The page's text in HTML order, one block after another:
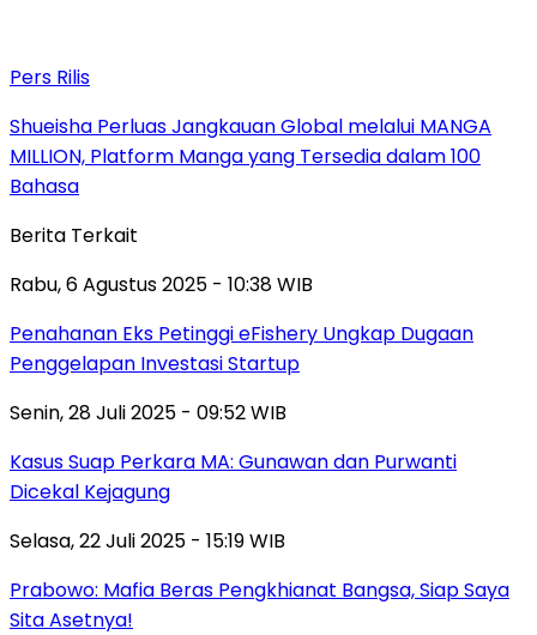
Pers Rilis
Shueisha Perluas Jangkauan Global melalui MANGA
MILLION, Platform Manga yang Tersedia dalam 100
Bahasa
Berita Terkait
Rabu, 6 Agustus 2025 - 10:38 WIB
Penahanan Eks Petinggi eFishery Ungkap Dugaan
Penggelapan Investasi Startup
Senin, 28 Juli 2025 - 09:52 WIB
Kasus Suap Perkara MA: Gunawan dan Purwanti
Dicekal Kejagung
Selasa, 22 Juli 2025 - 15:19 WIB
Prabowo: Mafia Beras Pengkhianat Bangsa, Siap Saya
Sita Asetnya!